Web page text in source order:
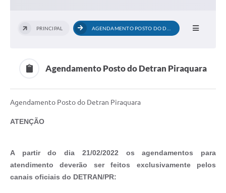
PRINCIPAL
Agendamento Posto do Detran Piraquara
Agendamento Posto do Detran Piraquara
ATENÇÃO
A partir do dia 21/02/2022 os agendamentos para
atendimento deverão ser feitos exclusivamente pelos
canais oficiais do DETRAN/PR: